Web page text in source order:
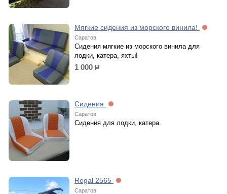
Мягкие сидения из морского винила!
Саратов
Сидения мягкие из морского винила для
лодки, катера, яхты!
1 000 р.
Сидения
Саратов
Сидения для лодки, катера.
Regal 2565
Саратов